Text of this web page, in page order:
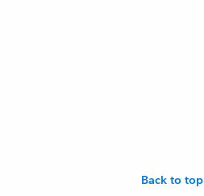
Back to top